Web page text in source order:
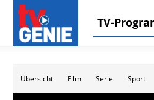
TV-
Übersicht Film Serie Sport